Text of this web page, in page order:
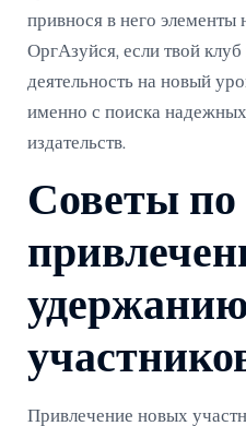
привнося в него элементы
ОргАзуйся, если твой
деятельность на новый
именно с поиска
издательств.
Советы по
удержанию
Привлечение новых